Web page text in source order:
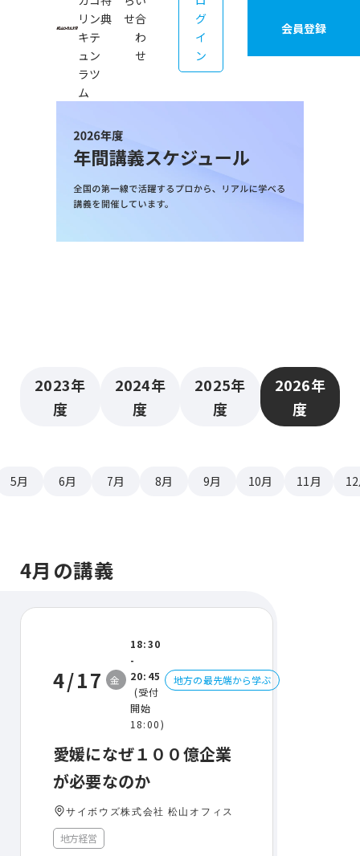
リ
キ
ュ
ラ
ム
ン
テ
ン
ツ
典
せ合
わ
せ
グ
イ
ン
会員登録
2023年
度
2024年
度
2025年
度
2026年
度
5月 6月 7月 8月 9月 10月 11月
4月の講義
4/17 金
18:30
-
20:45
(受付
開始
18:00)
地方の最先端から学ぶ
愛媛になぜ１００億企業
が必要なのか
サイボウズ株式会社 松山オフィス
地方経営